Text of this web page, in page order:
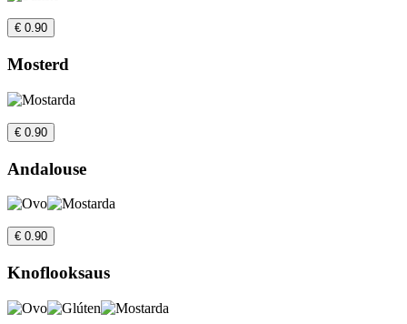
€ 0.90
Mosterd
€ 0.90
Andalouse
€ 0.90
Knoflooksaus